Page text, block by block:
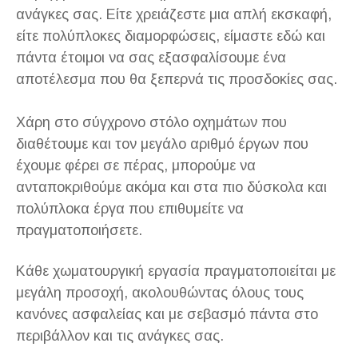
ανάγκες σας. Είτε χρειάζεστε μια απλή εκσκαφή,
είτε πολύπλοκες διαμορφώσεις, είμαστε εδώ και
πάντα έτοιμοι να σας εξασφαλίσουμε ένα
αποτέλεσμα που θα ξεπερνά τις προσδοκίες σας.
Χάρη στο σύγχρονο στόλο οχημάτων που
διαθέτουμε και τον μεγάλο αριθμό έργων που
έχουμε φέρει σε πέρας, μπορούμε να
ανταποκριθούμε ακόμα και στα πιο δύσκολα και
πολύπλοκα έργα που επιθυμείτε να
πραγματοποιήσετε.
Κάθε χωματουργική εργασία πραγματοποιείται με
μεγάλη προσοχή, ακολουθώντας όλους τους
κανόνες ασφαλείας και με σεβασμό πάντα στο
περιβάλλον και τις ανάγκες σας.